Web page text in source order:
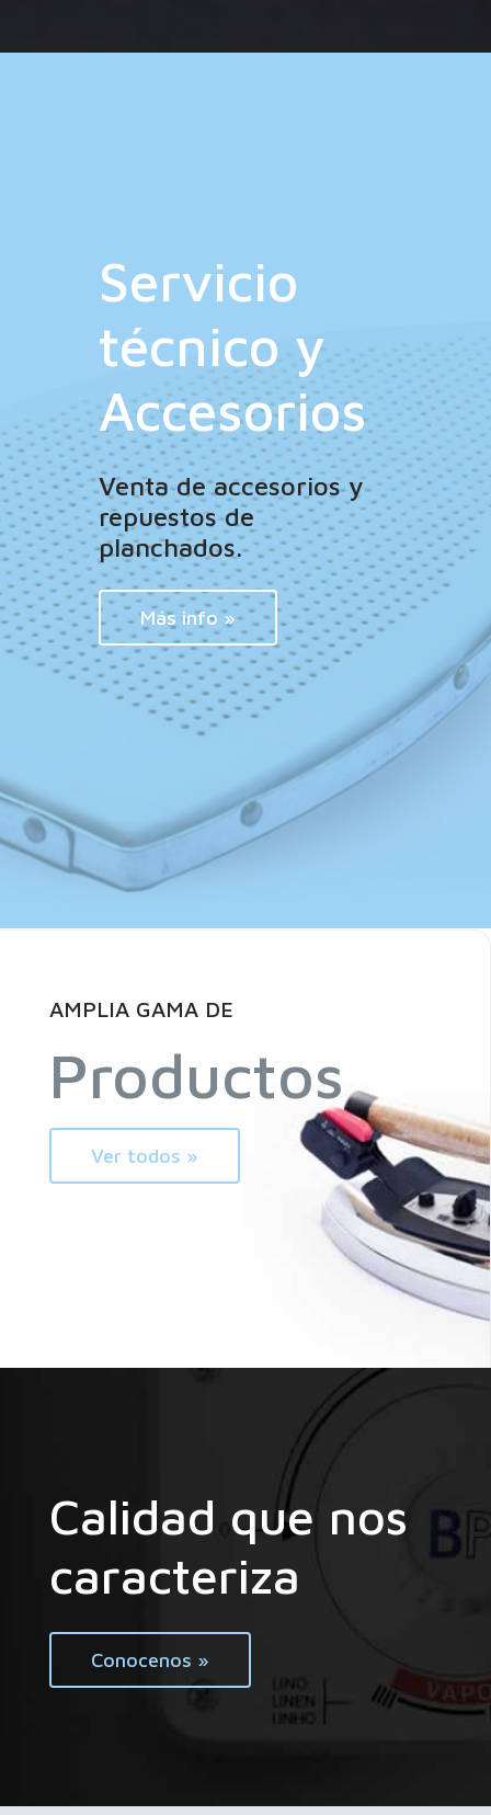
Servicio
técnico y
Accesorios
Venta de accesorios y
repuestos de
planchados.
Más info »
AMPLIA GAMA DE
Productos
Ver todos »
Calidad que nos
caracteriza
Conocenos »